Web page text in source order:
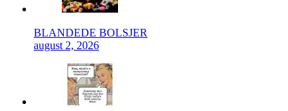
BLANDEDE BOLSJER
august 2, 2026